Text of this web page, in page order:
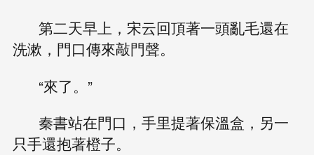
第二天早上，宋云回頂著一頭亂毛還在
洗漱，門口傳來敲門聲。
“來了。”
秦書站在門口，手里提著保溫盒，另一
只手還抱著橙子。